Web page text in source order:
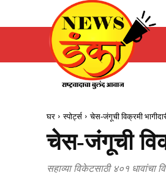
घर स्पोर्ट्स चेस-जंगूची विक्रमी
चेस-जंगूची
सहाव्या विकेटसाठी ४०१ धावांचा